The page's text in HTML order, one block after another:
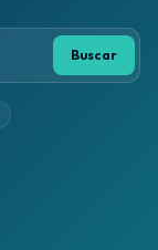
Buscar